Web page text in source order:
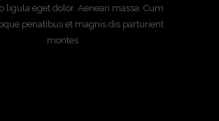
ligula eget dolor. Aenean massa. Cum
penatibus et magnis dis parturient
montes